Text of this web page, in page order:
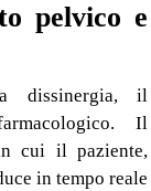
pelvico e
dissinergia, il
Il
cui il paziente,
in tempo reale